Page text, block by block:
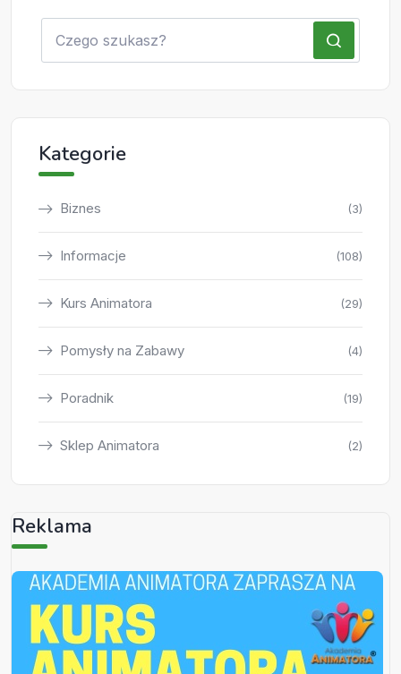
Kategorie
Biznes (3)
Informacje (108)
Kurs Animatora (29)
Pomysły na Zabawy (4)
Poradnik (19)
Sklep Animatora (2)
Reklama